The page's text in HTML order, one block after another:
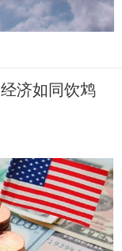
济如同饮鸩